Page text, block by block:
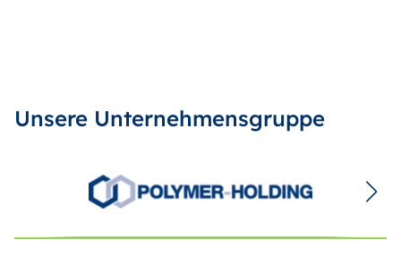
Unsere Unternehmensgruppe